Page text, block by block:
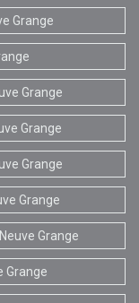
Grange
Grange
Grange
Grange
Grange
Grange
Grange